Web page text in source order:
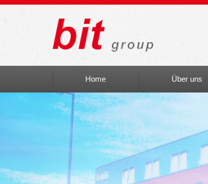
Home Über uns
bit Art
Einblicke